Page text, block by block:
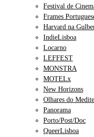
Festival de
Frames
Harvard na
IndieLisboa
Locarno
LEFFEST
MONSTRA
MOTELx
New Horizons
Olhares do
Panorama
Porto/Post/Doc
QueerLisboa